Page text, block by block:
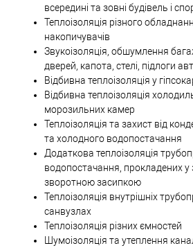
всередині та зовні будівель і
Теплоізоляція різного
накопичувачів
Звукоізоляція, обшумлення
дверей, капота, стелі, підлоги
Відбивна теплоізоляція у
Відбивна теплоізоляція
морозильних камер
Теплоізоляція та захист від
та холодного водопостачання
Додаткова теплоізоляція
водопостачання, прокладених у
зворотною засипкою
Теплоізоляція внутрішніх
санвузлах
Теплоізоляція різних ємностей
Шумоізоляція та утеплення